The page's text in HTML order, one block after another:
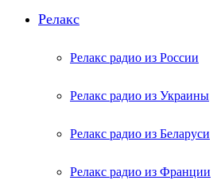
Релакс
Релакс радио из России
Релакс радио из Украины
Релакс радио из Беларуси
Релакс радио из Франции